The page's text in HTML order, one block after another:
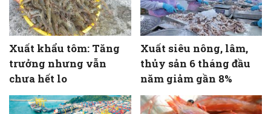
Xuất khẩu tôm: Tăng
trưởng nhưng vẫn
chưa hết lo
Xuất siêu nông, lâm,
thủy sản 6 tháng đầu
năm giảm gần 8%